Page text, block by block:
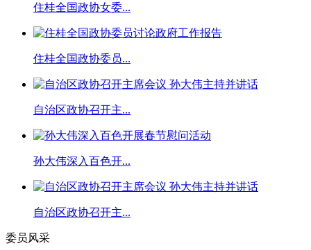
住桂全国政协女委...
住桂全国政协委员...
自治区政协召开主...
孙大伟深入百色开...
自治区政协召开主...
委员风采